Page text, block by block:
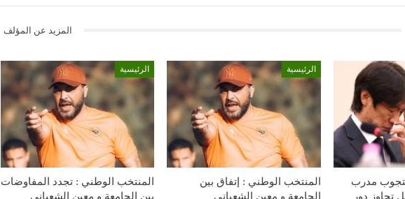
المزيد عن المؤلف
مدرب
تجاوز دور
الرئيسية
المنتخب الوطني : إتفاق بين
الجامعة و معين الشعباني
الرئيسية
المنتخب الوطني : تجدد المفاوضات
بين الجامعة و معين الشعباني